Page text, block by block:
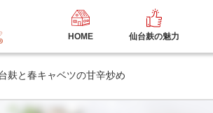
HOME 仙台麸の魅力
麸と春キャベツの甘辛炒め